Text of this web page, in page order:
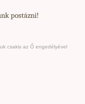
postázni!
csakis az Ő engedélyével